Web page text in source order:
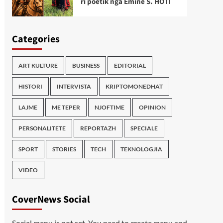
Categories
ART KULTURE BUSINESS EDITORIAL
HISTORI INTERVISTA KRIPTOMONEDHAT
LAJME ME TEPER NJOFTIME OPINION
PERSONALITETE REPORTAZH SPECIALE
SPORT STORIES TECH TEKNOLOGJIA
VIDEO
CoverNews Social